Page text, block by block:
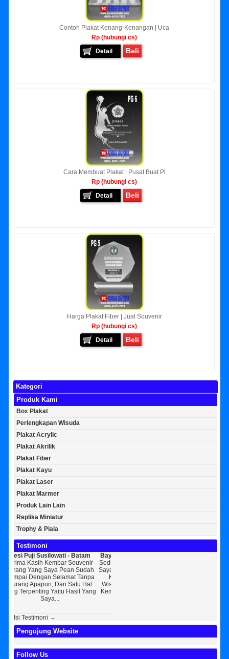
Contoh Plakat Kenang-Kenangan | Uca
Rp (hubungi cs)
Detail
Beli
Cara Membuat Plakat | Pusat Buat Pl
Rp (hubungi cs)
Detail
Beli
Harga Plakat Fiber | Jual Souvenir
Rp (hubungi cs)
Detail
Beli
Kategori
Produk Kami
Box Plakat
Perlengkapan Wisuda
Plakat Acrylic
Plakat Akrilik
Plakat Fiber
Plakat Kayu
Plakat Laser
Plakat Marmer
Produk Lain Lain
Replika Miniatur
Trophy & Piala
Testimoni
- Batam
Souvenir
Sudah
Tanpa
Satu Hal
Hasil Yang
Bayu Kurniawan - Jakarta Pusat
Sedikit Membagikan Kisah Sukses
Saya, Perkenalkan Pak Saya Bayu
Kurniawan Reseller Patung
Wisuda Dan Souvenir Wisuda Di
Kembar Souvenir, Sebetulnya S...
Isi Testimoni →
Pengujung Website
Follow Us